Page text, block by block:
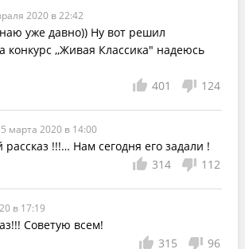
2020 в 22:42
уже давно)) Ну вот решил
конкурс ,,Живая Классика" надеюсь
401
124
5 марта 2020 в 14:00
!!!… Нам сегодня его задали !
314
112
в 17:19
Советую всем!
315
96